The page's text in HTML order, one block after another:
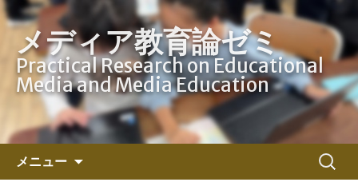
メディア教育論ゼミ
Practical Research on Educational
Media and Media Education
メニュー
検
索: